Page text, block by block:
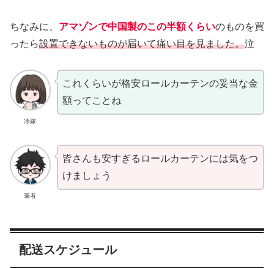
ちなみに、 アマゾンで中国製のこの半額くらいのものを買
ったら設置できないものが届いて痛い目を見ました。泣
冷嫁
これくらいが格安ロールカーテンの妥当な金
額ってことね
筆者
皆さんも安すぎるロールカーテンには気をつ
けましょう
配送スケジュール